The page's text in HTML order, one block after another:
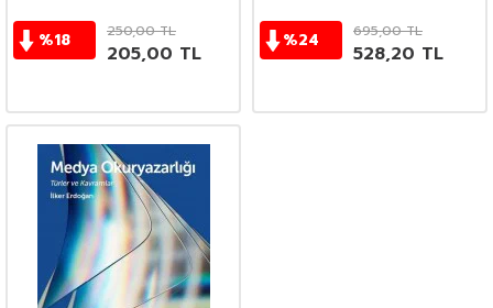
%18 250,00TL
205,00 TL
%24 695,00TL
528,20 TL